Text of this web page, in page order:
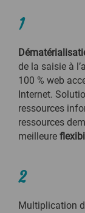
1
de la saisie à
100 % web
Internet.
ressources
ressources
meilleure
2
Multiplication